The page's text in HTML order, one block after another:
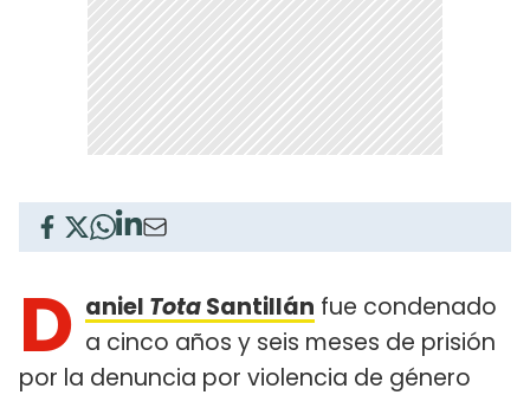
D aniel TotaSantillán fue condenado
a cinco años y seis meses de prisión
por la denuncia por violencia de género